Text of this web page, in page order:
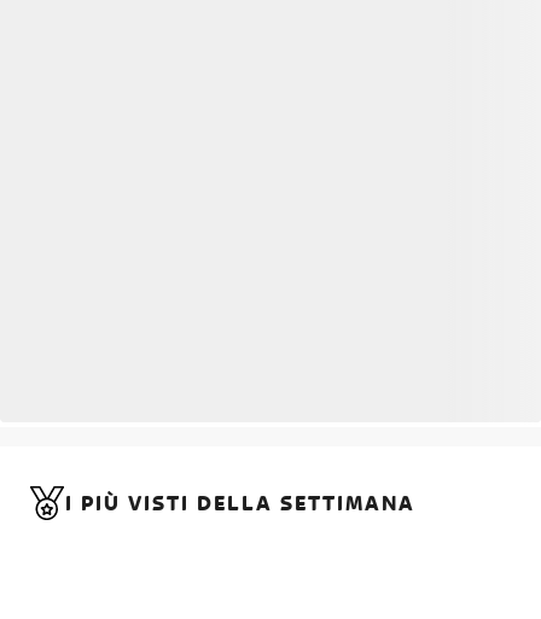
I PIÙ VISTI DELLA SETTIMANA